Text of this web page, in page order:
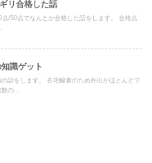
リ合格した話
/50点でなんとか合格した話をします。 合格点
識ゲット
話をします。 在宅酸素のため外出がほとんどで
の...